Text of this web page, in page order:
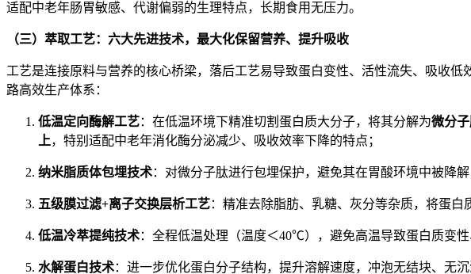
适配中老年肠胃敏感、代谢偏弱的生理特点，长期食用无压力。
（三）萃取工艺：六大先进技术，最大化保留营养、提升吸收
工艺是连接原料与营养的核心桥梁，落后工艺易导致蛋白变性、活性流失、吸收低
路高效生产体系：
低温定向酶解工艺：在低温环境下精准切割蛋白质大分子，将其分解为微分
上，特别适配中老年消化酶分泌减少、吸收效率下降的特点；
纳米脂质体包埋技术：对微分子肽进行包埋保护，避免其在胃酸环境中被降
五级膜过滤+离子交换层析工艺：精准去除脂肪、乳糖、灰分等杂质，将蛋白
低温冷萃提纯技术：全程低温处理（温度＜40℃），避免高温导致蛋白质变性
水解蛋白技术：进一步优化蛋白分子结构，提升溶解速度，冲泡无结块、无